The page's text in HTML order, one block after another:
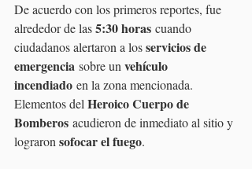
De acuerdo con los primeros reportes, fue
alrededor de las 5:30 horas cuando
ciudadanos alertaron a los servicios de
emergencia sobre un vehículo
incendiado en la zona mencionada.
Elementos del Heroico Cuerpo de
Bomberos acudieron de inmediato al sitio y
lograron sofocar el fuego.